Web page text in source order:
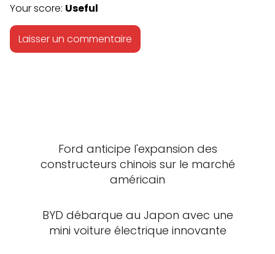
Your score: Useful
Ford anticipe l'expansion des
constructeurs chinois sur le marché
américain
BYD débarque au Japon avec une
mini voiture électrique innovante